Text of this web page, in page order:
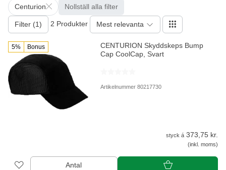
Centurion Nollställ alla filter
Filter (1) 2 Produkter Mest relevanta
5% Bonus
CENTURION Skyddskeps Bump
Cap CoolCap, Svart
Artikelnummer 80217730
styck á 373,75 kr.
(inkl. moms)
Antal